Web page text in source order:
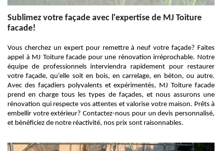
Sublimez votre façade avec l'expertise de MJ Toiture
facade!
Vous cherchez un expert pour remettre à neuf votre façade? Faites
appel à MJ Toiture facade pour une rénovation irréprochable. Notre
équipe de professionnels interviendra rapidement pour restaurer
votre façade, qu’elle soit en bois, en carrelage, en béton, ou autre.
Avec des façadiers polyvalents et expérimentés, MJ Toiture facade
prend en charge tous les types de façades, et nous assurons une
rénovation qui respecte vos attentes et valorise votre maison. Prêts à
embellir votre extérieur? Contactez-nous pour un devis personnalisé,
et bénéficiez de notre réactivité, nos prix sont raisonnables.